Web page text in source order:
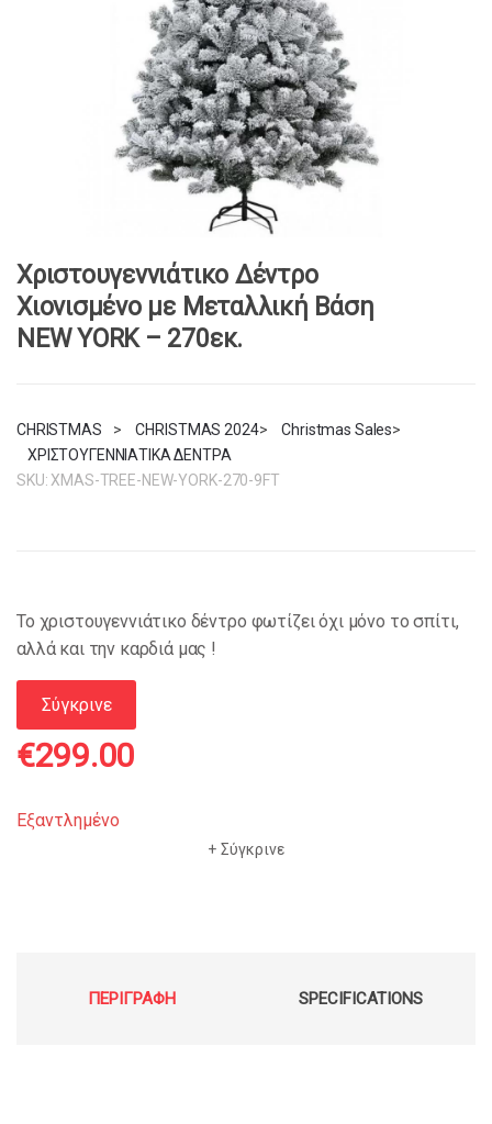
Χριστουγεννιάτικο Δέντρο
Χιονισμένο με Μεταλλική Βάση
NEW YORK – 270εκ.
CHRISTMAS > CHRISTMAS 2024> Christmas Sales>
ΧΡΙΣΤΟΥΓΕΝΝΙΑΤΙΚΑ ΔΕΝΤΡΑ
SKU: XMAS-TREE-NEW-YORK-270-9FT
Το χριστουγεννιάτικο δέντρο φωτίζει όχι μόνο το σπίτι,
αλλά και την καρδιά μας !
Σύγκρινε
€299.00
Εξαντλημένο
Σύγκρινε
ΠΕΡΙΓΡΑΦΉ SPECIFICATIONS